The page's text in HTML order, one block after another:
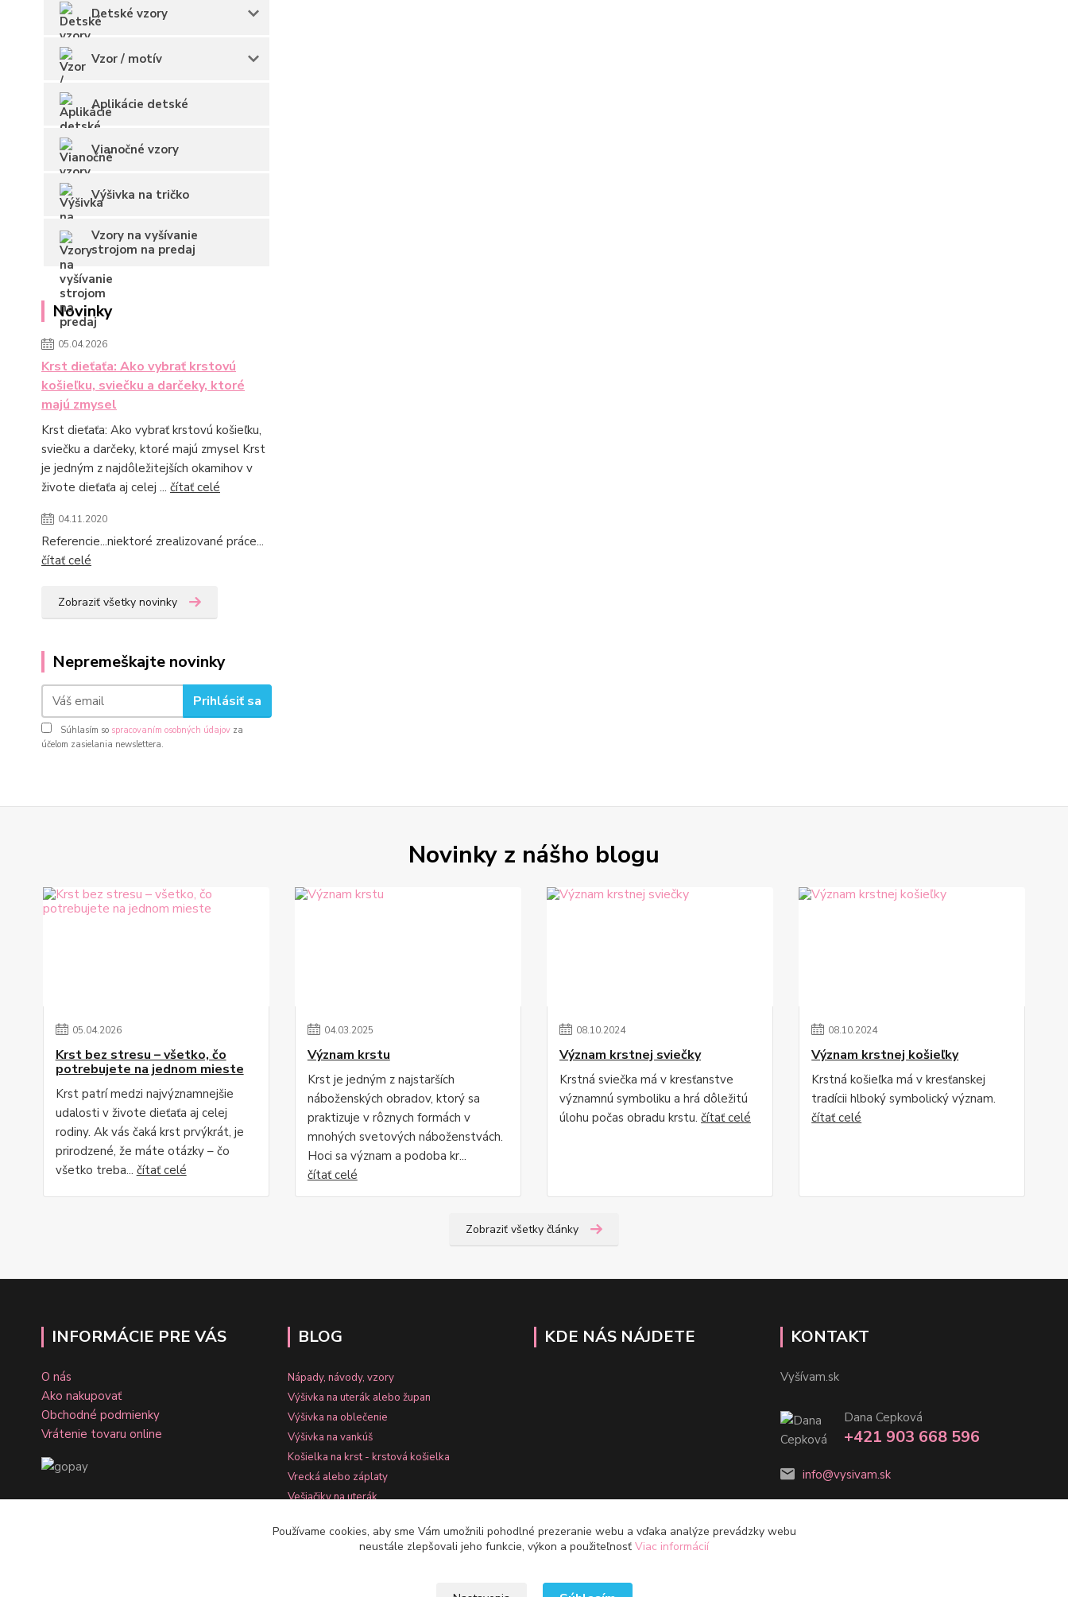
Detské vzory
Vzor / motív
Aplikácie detské
Vianočné vzory
Výšivka na tričko
Vzory na vyšívanie
strojom na predaj
Novinky
05.04.2026
Krst dieťaťa: Ako vybrať krstovú
košieľku, sviečku a darčeky, ktoré
majú zmysel
Krst dieťaťa: Ako vybrať krstovú košieľku,
sviečku a darčeky, ktoré majú zmysel Krst
je jedným z najdôležitejších okamihov v
živote dieťaťa aj celej ... čítať celé
04.11.2020
Referencie...niektoré zrealizované práce...
čítať celé
Zobraziť všetky novinky
Nepremeškajte novinky
Prihlásiť sa
Súhlasím so spracovaním osobných údajov za
účelom zasielania newslettera.
Novinky z nášho blogu
05.04.2026
Krst bez stresu – všetko, čo
potrebujete na jednom mieste
Krst patrí medzi najvýznamnejšie
udalosti v živote dieťaťa aj celej
rodiny. Ak vás čaká krst prvýkrát, je
prirodzené, že máte otázky – čo
všetko treba... čítať celé
04.03.2025
Význam krstu
Krst je jedným z najstarších
náboženských obradov, ktorý sa
praktizuje v rôznych formách v
mnohých svetových náboženstvách.
Hoci sa význam a podoba kr...
čítať celé
08.10.2024
Význam krstnej sviečky
Krstná sviečka má v kresťanstve
významnú symboliku a hrá dôležitú
úlohu počas obradu krstu. čítať celé
08.10.2024
Význam krstnej košieľky
Krstná košieľka má v kresťanskej
tradícii hlboký symbolický význam.
čítať celé
Zobraziť všetky články
INFORMÁCIE PRE VÁS
O nás
Ako nakupovať
Obchodné podmienky
Vrátenie tovaru online
BLOG
Nápady, návody, vzory
Výšivka na uterák alebo župan
Výšivka na oblečenie
Výšivka na vankúš
Košielka na krst - krstová košielka
Vrecká alebo záplaty
Vešiačiky na uterák
WebShopy.sk
KDE NÁS NÁJDETE KONTAKT
Vyšívam.sk
Dana Cepková
+421 903 668 596
info@vysivam.sk
Používame cookies, aby sme Vám umožnili pohodlné prezeranie webu a vďaka analýze prevádzky webu
neustále zlepšovali jeho funkcie, výkon a použiteľnosť Viac informácií